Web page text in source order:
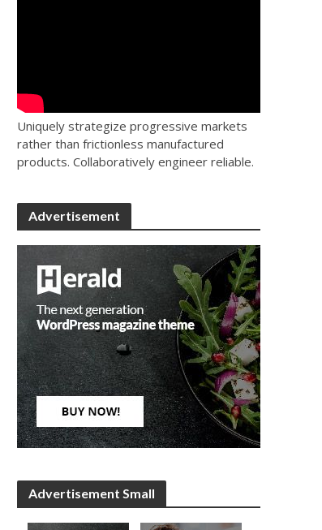
Uniquely strategize progressive markets
rather than frictionless manufactured
products. Collaboratively engineer reliable.
Advertisement
Advertisement Small